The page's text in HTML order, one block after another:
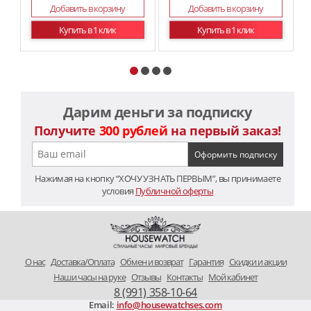
Добавить в корзину
Купить в 1 клик
Добавить в корзину
Купить в 1 клик
Дарим деньги за подписку
Получите 300 рублей на первый заказ!
Нажимая на кнопку “ХОЧУ УЗНАТЬ ПЕРВЫМ”, вы принимаете
условия Публичной оферты
O нас Доставка/Оплата Обмен и возврат Гарантия Скидки и акции
Наши часы на руке Отзывы Контакты Мой кабинет
8 (991) 358-10-64
Email: info@housewatchses.com